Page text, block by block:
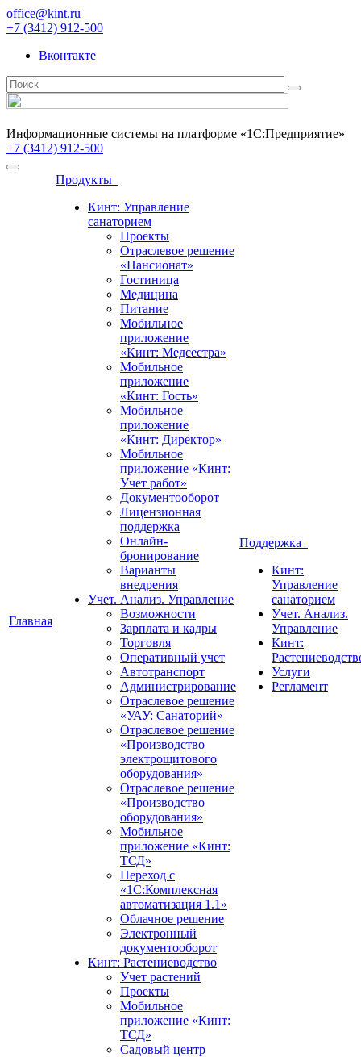
office@kint.ru
+7 (3412) 912-500
Вконтакте
Информационные системы на платформе «1С:Предприятие»
+7 (3412) 912-500
Главная
Продукты
Кинт: Управление
санаторием
Проекты
Отраслевое решение
«Пансионат»
Гостиница
Медицина
Питание
Мобильное
приложение
«Кинт: Медсестра»
Мобильное
приложение
«Кинт: Гость»
Мобильное
приложение
«Кинт: Директор»
Мобильное
приложение «Кинт:
Учет работ»
Документооборот
Лицензионная
поддержка
Онлайн-
бронирование
Варианты
внедрения
Учет. Анализ. Управление
Возможности
Зарплата и кадры
Торговля
Оперативный учет
Автотранспорт
Администрирование
Отраслевое решение
«УАУ: Санаторий»
Отраслевое решение
«Производство
электрощитового
оборудования»
Отраслевое решение
«Производство
оборудования»
Мобильное
приложение «Кинт:
ТСД»
Переход с
«1С:Комплексная
автоматизация 1.1»
Облачное решение
Электронный
документооборот
Кинт: Растениеводство
Учет растений
Проекты
Мобильное
приложение «Кинт:
ТСД»
Садовый центр
Поддержка
Кинт:
Управление
санаторием
Учет. Анализ.
Управление
Кинт:
Услуги
Регламент